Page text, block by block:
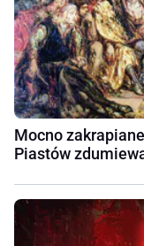
Mocno
Piastów